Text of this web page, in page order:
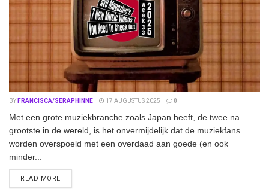
BY FRANCISCA/SERAPHINNE 17 AUGUSTUS 2025 0
Met een grote muziekbranche zoals Japan heeft, de twee na
grootste in de wereld, is het onvermijdelijk dat de muziekfans
worden overspoeld met een overdaad aan goede (en ook
minder...
READ MOREDETAILS